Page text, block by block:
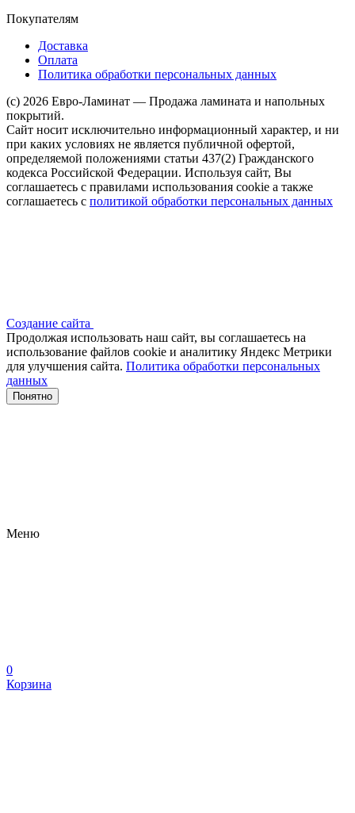
Покупателям
Доставка
Оплата
Политика обработки персональных данных
(c) 2026 Евро-Ламинат — Продажа ламината и напольных
покрытий.
Сайт носит исключительно информационный характер, и ни
при каких условиях не является публичной офертой,
определяемой положениями статьи 437(2) Гражданского
кодекса Российской Федерации. Используя сайт, Вы
соглашаетесь с правилами использования cookie а также
соглашаетесь с политикой обработки персональных данных
Создание сайта
Продолжая использовать наш сайт, вы соглашаетесь на
использование файлов сооkіе и аналитику Яндекс Метрики
для улучшения сайта. Политика обработки персональных
данных
Понятно
Меню
0
Корзина